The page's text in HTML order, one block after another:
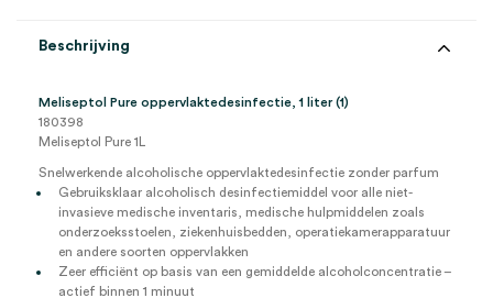
Beschrijving
Meliseptol Pure oppervlaktedesinfectie, 1 liter (1)
180398
Meliseptol Pure 1L
Snelwerkende alcoholische oppervlaktedesinfectie zonder parfum
Gebruiksklaar alcoholisch desinfectiemiddel voor alle niet-
invasieve medische inventaris, medische hulpmiddelen zoals
onderzoeksstoelen, ziekenhuisbedden, operatiekamerapparatuur
en andere soorten oppervlakken
Zeer efficiënt op basis van een gemiddelde alcoholconcentratie –
actief binnen 1 minuut